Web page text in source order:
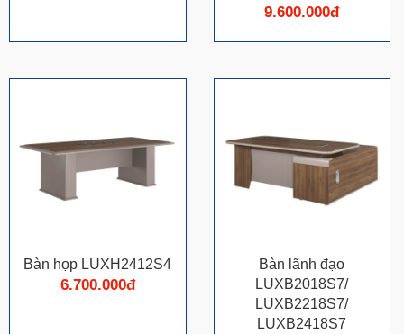
9.600.000đ
Bàn họp LUXH2412S4
6.700.000đ
Bàn lãnh đạo
LUXB2018S7/
LUXB2218S7/
LUXB2418S7